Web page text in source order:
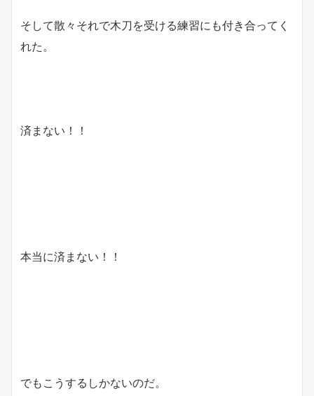
そして散々それで木刀を受ける練習にも付き合ってく
れた。
済まない！！
本当に済まない！！
でもこうするしかないのだ。